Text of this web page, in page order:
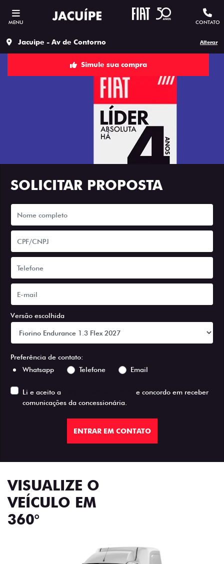
MENU CONTATO
Jacuipe - Av de Contorno Alterar
SOLICITAR PROPOSTA
Versão escolhida
Preferência de contato:
Whatsapp
Telefone Email
Li e aceito a
e concordo em receber
comunicações da concessionária.
ENTRAR EM CONTATO
Simule sua compra
VISUALIZE O
VEÍCULO EM
360°